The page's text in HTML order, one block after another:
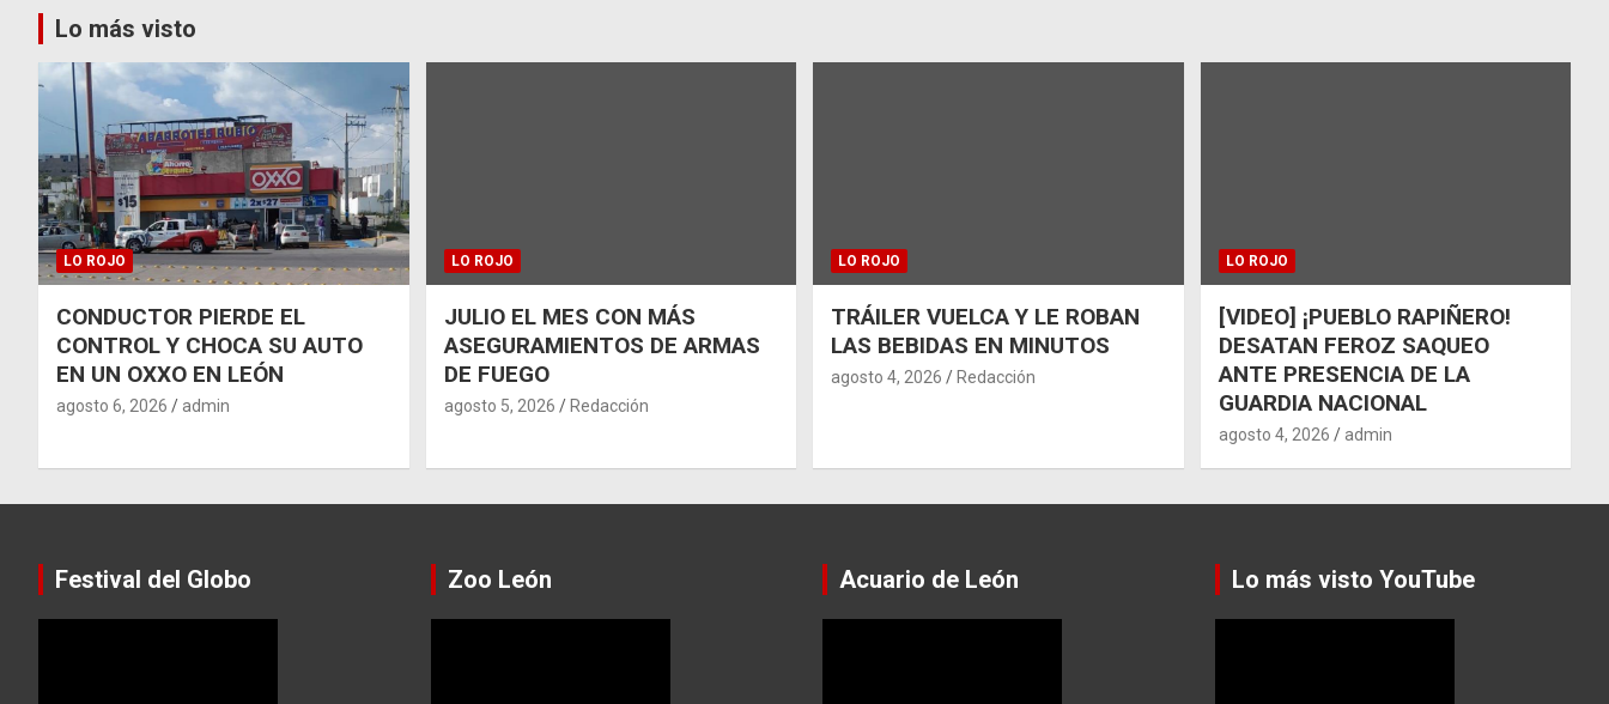
Lo más visto
LO ROJO
CONDUCTOR PIERDE EL
CONTROL Y CHOCA SU AUTO
EN UN OXXO EN LEÓN
agosto 6, 2026 admin
LO ROJO
JULIO EL MES CON MÁS
ASEGURAMIENTOS DE ARMAS
DE FUEGO
agosto 5, 2026 Redacción
LO ROJO
TRÁILER VUELCA Y LE ROBAN
LAS BEBIDAS EN MINUTOS
agosto 4, 2026 Redacción
LO ROJO
[VIDEO] ¡PUEBLO RAPIÑERO!
DESATAN FEROZ SAQUEO
ANTE PRESENCIA DE LA
GUARDIA NACIONAL
agosto 4, 2026 admin
Festival del Globo Zoo León Acuario de León Lo más visto YouTube